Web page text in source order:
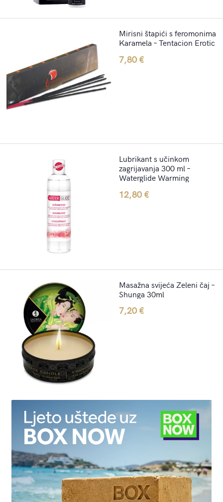
Mirisni štapići s feromonima
Karamela – Tentacion Erotic
7,80€
Lubrikant s učinkom
zagrijavanja 300 ml –
Waterglide Warming
12,80€
Masažna svijeća Zeleni čaj –
Shunga 30ml
7,20€